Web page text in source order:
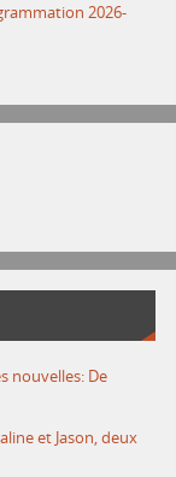
2026-
nouvelles: De
et Jason, deux